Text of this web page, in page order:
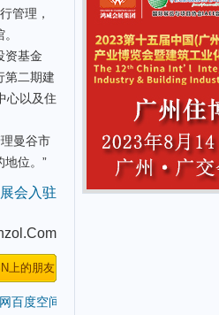
管理，
资基金
第二期建
心以及住
曼谷市
地位。”
展会入驻
百度空间